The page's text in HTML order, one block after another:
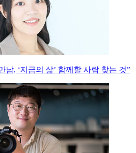
남, ‘지금의 삶’ 함께할 사람 찾는 것”